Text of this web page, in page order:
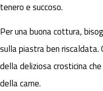
tenero e succoso.
Per una buona cottura,
sulla piastra ben
della deliziosa crosticina
della carne.